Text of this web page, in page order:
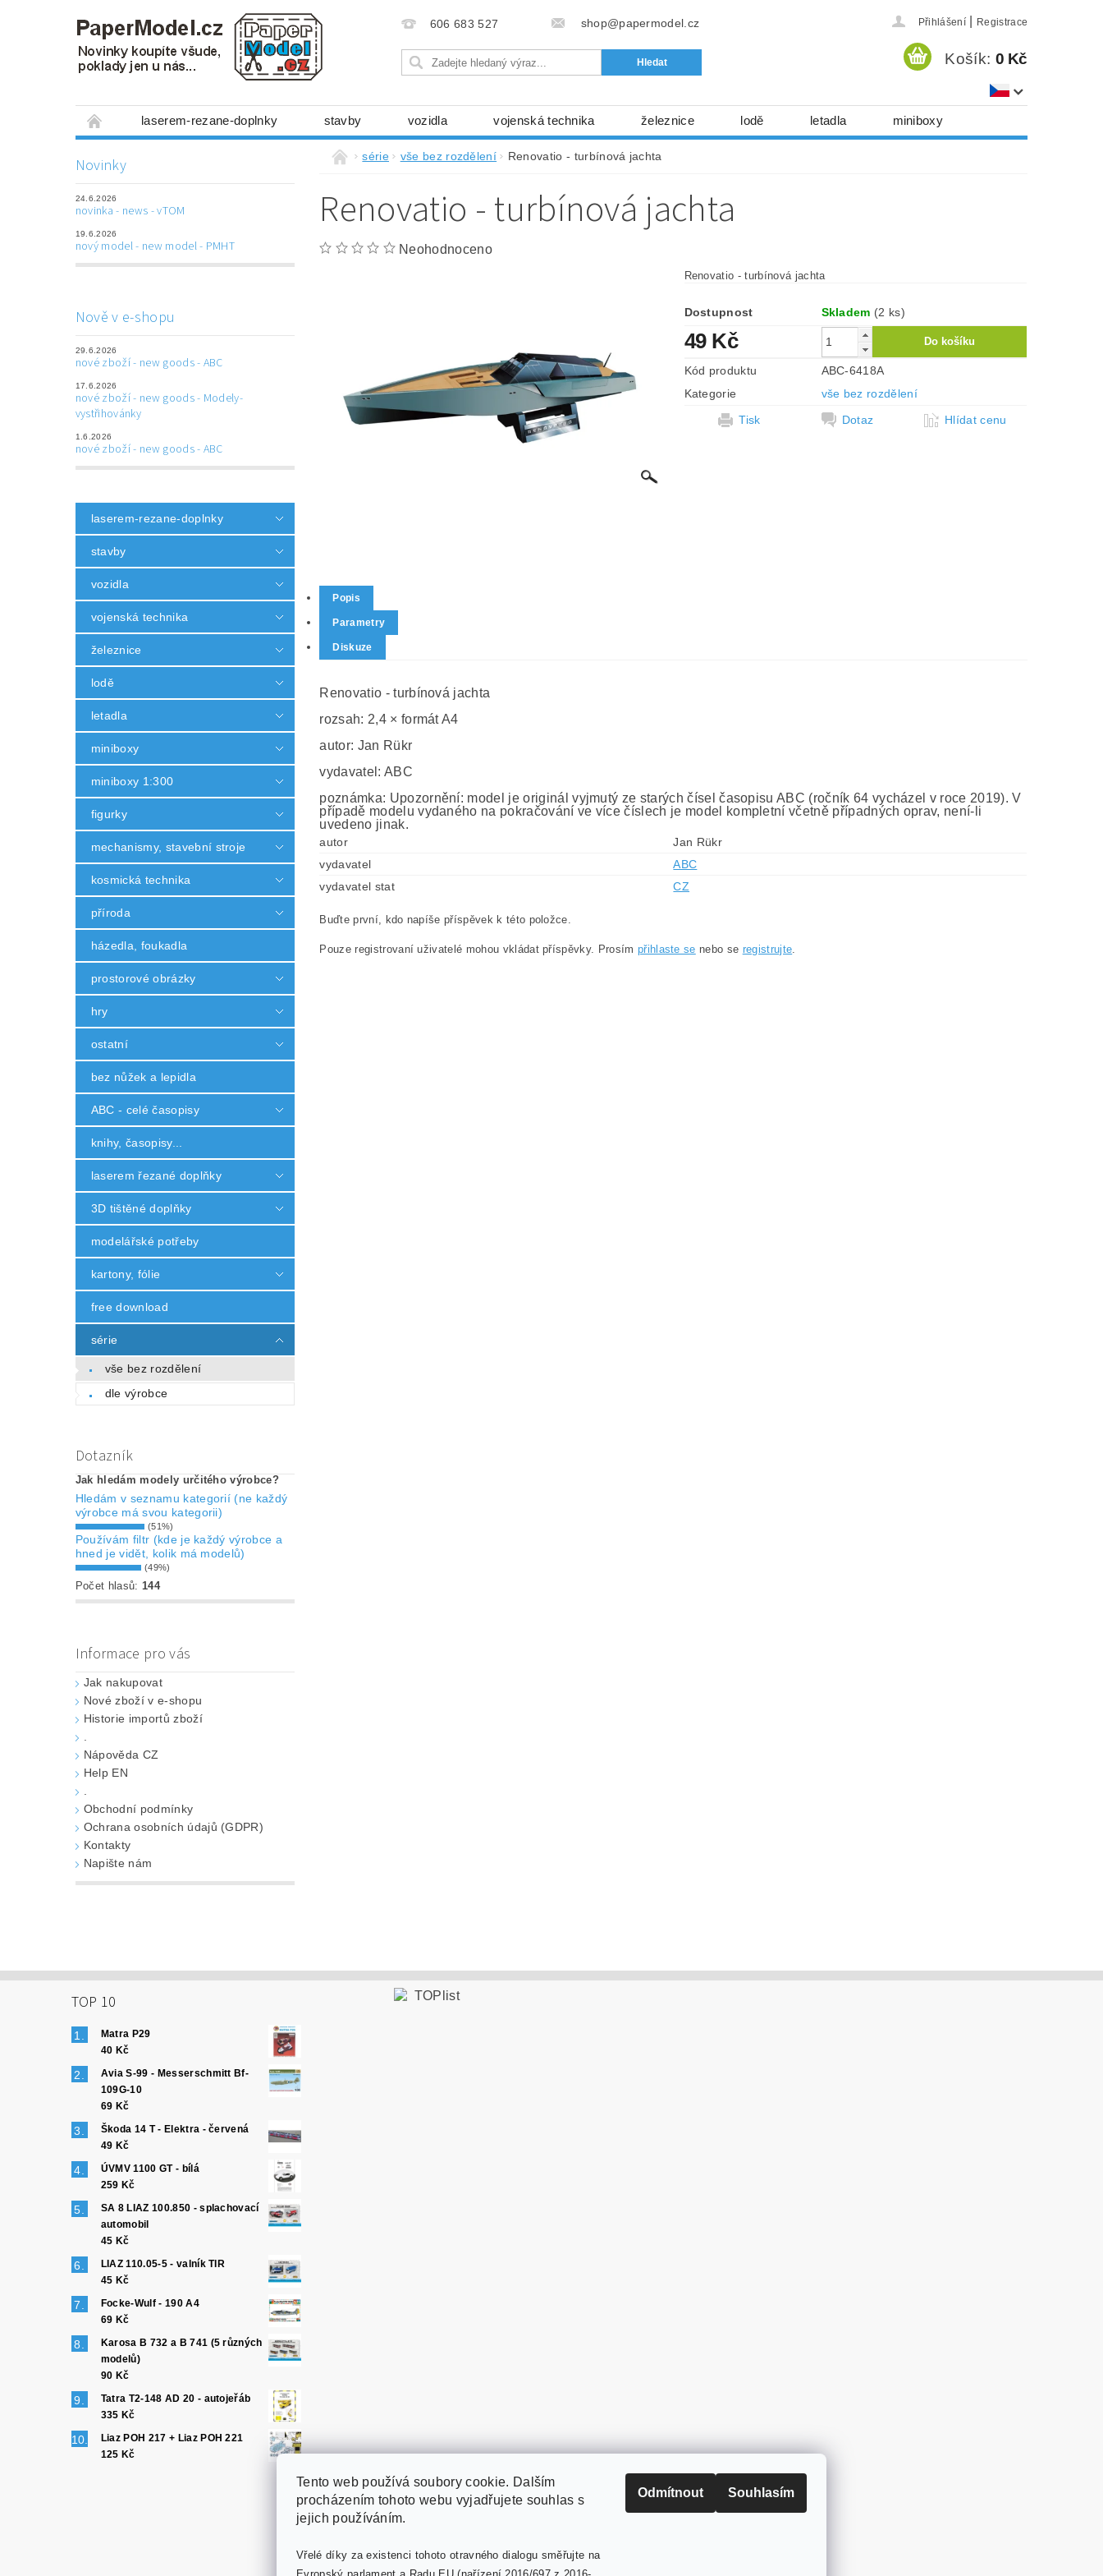
606 683 527 shop@papermodel.cz Přihlášení Registrace
Košík: 0 Kč
laserem-rezane-doplnky stavby vozidla vojenská technika železnice lodě letadla miniboxy
mechanismy, stavební stroje kosmická technika
laserem řezané doplňky 3D tištěné doplňky modelářské potřeby kartony, fólie free download
Napište nám Obchodní podmínky Ochrana osobních údajů (GDPR)
Novinky
24.6.2026
novinka - news - vTOM
19.6.2026
nový model - new model - PMHT
Nově v e-shopu
29.6.2026
nové zboží - new goods - ABC
17.6.2026
nové zboží - new goods - Modely-
vystřihovánky
1.6.2026
nové zboží - new goods - ABC
laserem-rezane-doplnky
stavby
vozidla
vojenská technika
železnice
lodě
letadla
miniboxy
miniboxy 1:300
figurky
mechanismy, stavební stroje
kosmická technika
příroda
házedla, foukadla
prostorové obrázky
hry
ostatní
bez nůžek a lepidla
ABC - celé časopisy
knihy, časopisy...
laserem řezané doplňky
3D tištěné doplňky
modelářské potřeby
kartony, fólie
free download
série
vše bez rozdělení
dle výrobce
Dotazník
Jak hledám modely určitého výrobce?
Hledám v seznamu kategorií (ne každý
výrobce má svou kategorii)
(51%)
Používám filtr (kde je každý výrobce a
hned je vidět, kolik má modelů)
(49%)
Počet hlasů: 144
Informace pro vás
Jak nakupovat
Nové zboží v e-shopu
Historie importů zboží
Nápověda CZ
Help EN
Obchodní podmínky
Ochrana osobních údajů (GDPR)
Kontakty
Napište nám
série vše bez rozdělení Renovatio - turbínová jachta
Renovatio - turbínová jachta
Neohodnoceno
Renovatio - turbínová jachta
Dostupnost Skladem (2 ks)
49 Kč
Kód produktu
ABC-6418A
Kategorie
vše bez rozdělení
Tisk
Dotaz Hlídat cenu
Popis
Parametry
Diskuze
Renovatio - turbínová jachta
rozsah: 2,4 × formát A4
autor: Jan Rükr
vydavatel: ABC
poznámka: Upozornění: model je originál vyjmutý ze starých čísel časopisu ABC (ročník 64 vycházel v roce 2019). V
případě modelu vydaného na pokračování ve více číslech je model kompletní včetně případných oprav, není-li
uvedeno jinak.
autor
Jan Rükr
vydavatel
ABC
vydavatel stat
CZ
Buďte první, kdo napíše příspěvek k této položce.
Pouze registrovaní uživatelé mohou vkládat příspěvky. Prosím přihlaste se nebo se registrujte.
TOP 10
Matra P29
40 Kč
Avia S-99 - Messerschmitt Bf-
109G-10
69 Kč
Škoda 14 T - Elektra - červená
49 Kč
ÚVMV 1100 GT - bílá
259 Kč
SA 8 LIAZ 100.850 - splachovací
automobil
45 Kč
LIAZ 110.05-5 - valník TIR
45 Kč
Focke-Wulf - 190 A4
69 Kč
Karosa B 732 a B 741 (5 různých
modelů)
90 Kč
Tatra T2-148 AD 20 - autojeřáb
335 Kč
Liaz POH 217 + Liaz POH 221
125 Kč
PaperModel.cz
Tento web používá soubory cookie. Dalším
procházením tohoto webu vyjadřujete souhlas s
jejich používáním.
Vřelé díky za existenci tohoto otravného dialogu směřujte na
Odmítnout Souhlasím